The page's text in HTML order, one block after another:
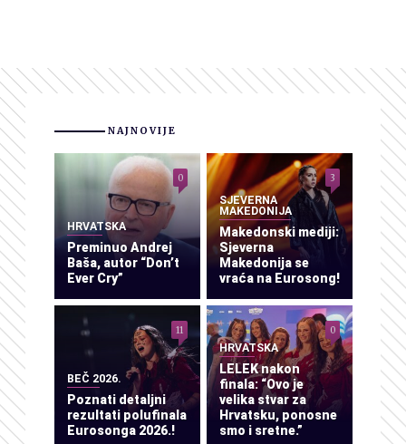
NAJNOVIJE
HRVATSKA
Preminuo Andrej
Baša, autor “Don’t
Ever Cry”
0
SJEVERNA
MAKEDONIJA
Makedonski mediji:
Sjeverna
Makedonija se
vraća na Eurosong!
3
BEČ 2026.
Poznati detaljni
rezultati polufinala
Eurosonga 2026.!
11
HRVATSKA
LELEK nakon
finala: “Ovo je
velika stvar za
Hrvatsku, ponosne
smo i sretne.”
0